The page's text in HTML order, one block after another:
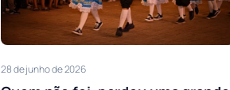
28 de junho de 2026